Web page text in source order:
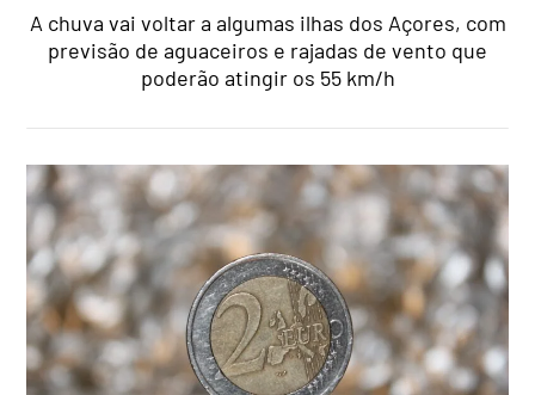
A chuva vai voltar a algumas ilhas dos Açores, com
previsão de aguaceiros e rajadas de vento que
poderão atingir os 55 km/h